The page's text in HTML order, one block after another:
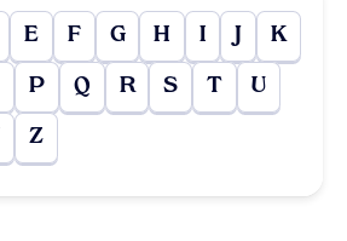
E F G H I J K
P Q R S T U
Z